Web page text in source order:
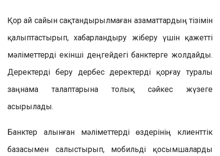
Қор ай сайын сақтандырылмаған азаматтардың тізімін
қалыптастырып, хабарландыру жіберу үшін қажетті
мәліметтерді екінші деңгейдегі банктерге жолдайды.
Деректерді беру дербес деректерді қорғау туралы
заңнама талаптарына толық сәйкес жүзеге
асырылады.
Банктер алынған мәліметтерді өздерінің клиенттік
базасымен салыстырып, мобильді қосымшаларды